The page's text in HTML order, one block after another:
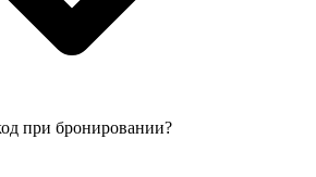
при бронировании?